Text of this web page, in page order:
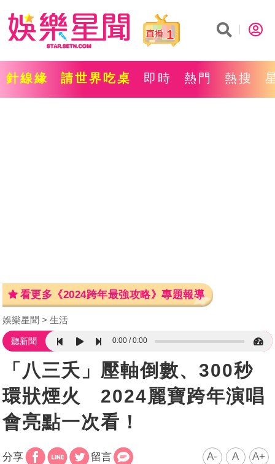
1
針線緣 請世界吃桌 即時 熱門 熱搜
看更多《2024跨年最強攻略》專題報導
娛樂星聞 生活
聽新聞 0:00 0:00
「八三夭」壓軸倒數、300秒
環狀煙火 2024麗寶跨年演唱
會亮點一次看！
分享 留言 A- A A+